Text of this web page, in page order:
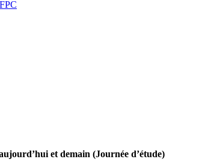
et demain (Journée d’étude)